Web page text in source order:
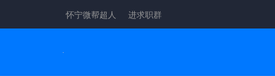
怀宁微帮超人 进求职群